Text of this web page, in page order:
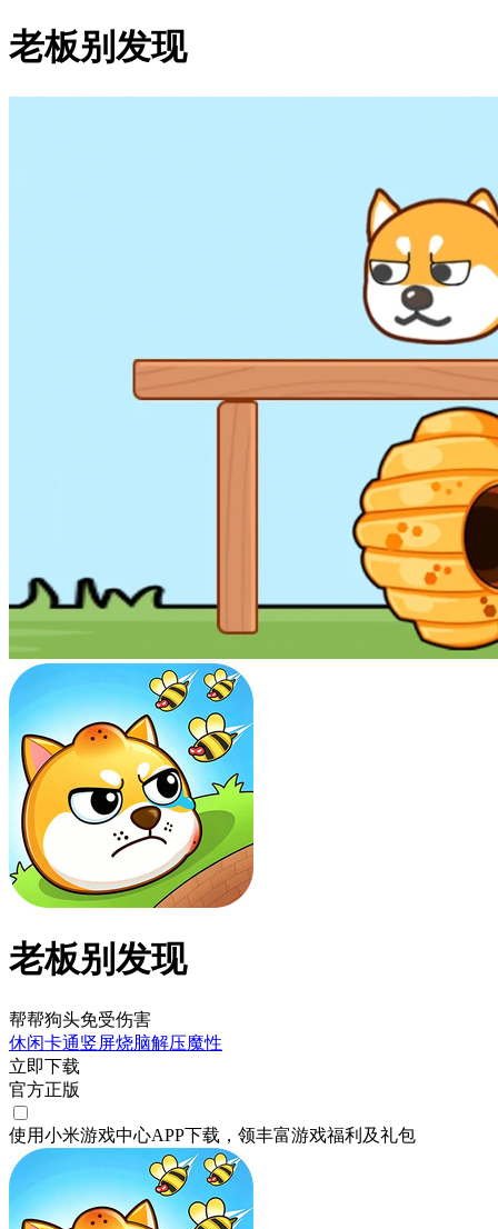
老板别发现
老板别发现
帮帮狗头免受伤害
休闲卡通竖屏烧脑解压魔性
立即下载
官方正版
使用小米游戏中心APP下载 ，领丰富游戏福利 及礼包